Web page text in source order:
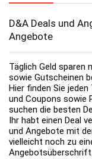
D&A Deals und
Angebote
Täglich Geld sparen
sowie Gutscheinen
Hier finden Sie jeden
und Coupons sowie
suchen die besten
Ihr habt einen Deal
und Angebote mit
vielleicht noch zu
Angebotsüberschrift.